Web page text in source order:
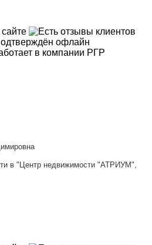
в "Центр недвижимости "АТРИУМ",